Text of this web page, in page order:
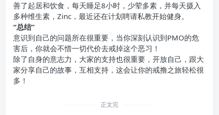
善了起居和饮食，每天睡足8小时，少荤多素，并每天摄入
多种维生素，Zinc，最近还在计划聘请私教开始健身。
“总结”
意识到自己的问题所在很重要，当你深刻认识到PMO的危
害后，你就会不惜一切代价去戒掉这个恶习！
除了自身的意志力，大家的支持也很重要，开放自己，跟大
家分享自己的故事，互相支持，这会让你的戒撸之旅轻松很
多！
正文完